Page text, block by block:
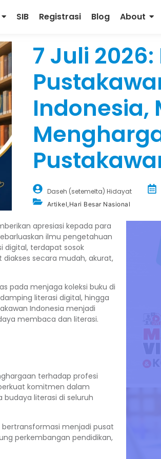
SIB Registrasi Blog About
7 Juli
Indonesia,
Daseh (setemelta) Hidayat
Artikel, Hari Besar Nasional
apresiasi kepada para
ilmu pengetahuan
digital, terdapat sosok
secara mudah, akurat,
pada menjaga koleksi buku di
literasi digital, hingga
Indonesia menjadi
membaca dan literasi.
terhadap profesi
komitmen dalam
literasi di seluruh
menjadi pusat
perkembangan pendidikan,